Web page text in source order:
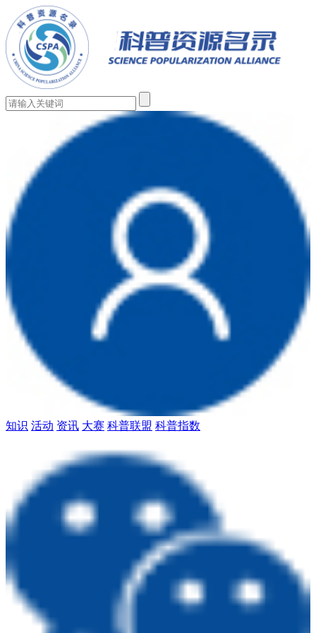
知识 活动 资讯 大赛 科普联盟 科普指数